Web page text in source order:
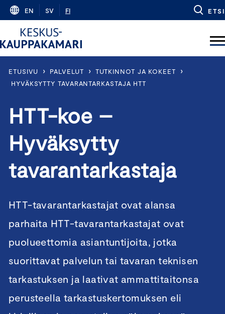
Skip
content
EN SV FI ETSI
ETUSIVU › PALVELUT › TUTKINNOT JA KOKEET ›
HYVÄKSYTTY TAVARANTARKASTAJA HTT
HTT-koe –
Hyväksytty
tavarantarkastaja
HTT-tavarantarkastajat ovat alansa
parhaita HTT-tavarantarkastajat ovat
puolueettomia asiantuntijoita, jotka
suorittavat palvelun tai tavaran teknisen
tarkastuksen ja laativat ammattitaitonsa
perusteella tarkastuskertomuksen eli